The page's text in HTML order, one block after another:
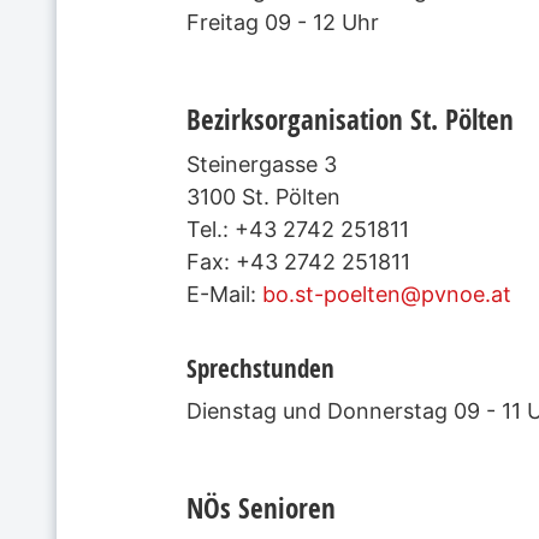
Freitag 09 - 12 Uhr
Bezirksorganisation St. Pölten
Steinergasse 3
3100 St. Pölten
Tel.: +43 2742 251811
Fax: +43 2742 251811
E-Mail: bo.st-poelten@pvnoe.at
Sprechstunden
Dienstag und Donnerstag 09 - 11
NÖs Senioren